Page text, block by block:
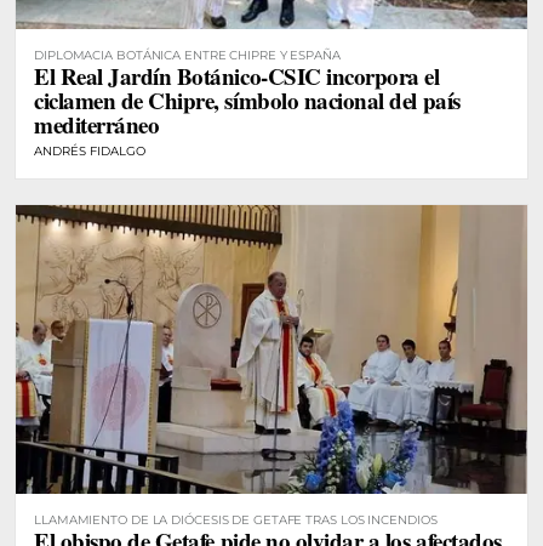
DIPLOMACIA BOTÁNICA ENTRE CHIPRE Y ESPAÑA
El Real Jardín Botánico-CSIC incorpora el
ciclamen de Chipre, símbolo nacional del país
mediterráneo
ANDRÉS FIDALGO
LLAMAMIENTO DE LA DIÓCESIS DE GETAFE TRAS LOS INCENDIOS